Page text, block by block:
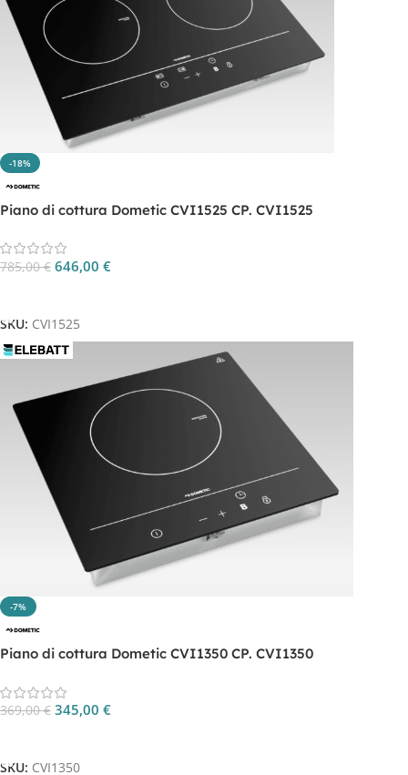
-18%
Piano di cottura Dometic CVI1525 CP. CVI1525
785,00€ 646,00 €
SKU: CVI1525
-7%
Piano di cottura Dometic CVI1350 CP. CVI1350
369,00€ 345,00 €
SKU: CVI1350